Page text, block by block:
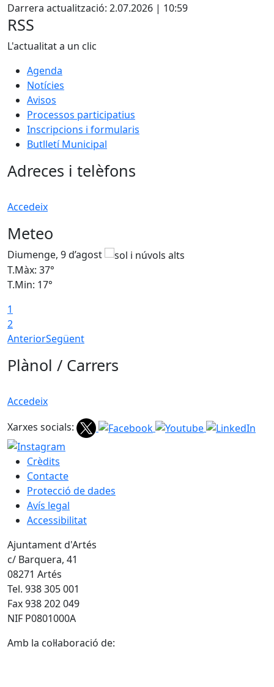
Darrera actualització: 2.07.2026 | 10:59
RSS
L'actualitat a un clic
Agenda
Notícies
Avisos
Processos participatius
Inscripcions i formularis
Butlletí Municipal
Adreces i telèfons
Accedeix
Meteo
Diumenge, 9 d’agost
T.Màx: 37°
T.Min: 17°
1
2
AnteriorSegüent
Plànol / Carrers
Accedeix
Xarxes socials:
Crèdits
Contacte
Protecció de dades
Avís legal
Accessibilitat
Ajuntament d'Artés
c/ Barquera, 41
08271 Artés
Tel. 938 305 001
Fax 938 202 049
NIF P0801000A
Amb la col·laboració de: